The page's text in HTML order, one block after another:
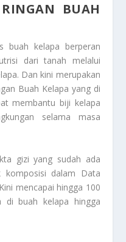
BUAH
buah kelapa berperan
dari tanah melalui
Dan kini merupakan
Buah Kelapa yang di
membantu biji kelapa
selama masa
gizi yang sudah ada
komposisi dalam Data
mencapai hingga 100
di buah kelapa hingga